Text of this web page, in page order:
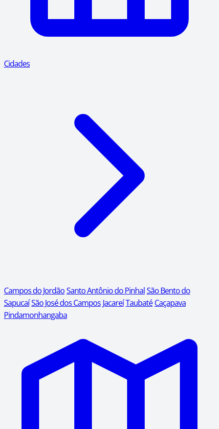
Cidades
Campos do JordãoSanto Antônio do PinhalSão Bento do
SapucaíSão José dos Campos JacareíTaubaté Caçapava
Pindamonhangaba